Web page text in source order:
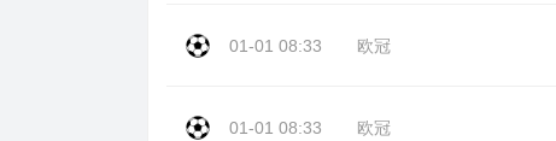
01-01 08:33 欧冠
01-01 08:33 欧冠